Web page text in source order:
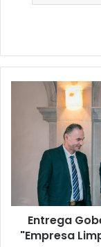
o
Entrega
"Empresa